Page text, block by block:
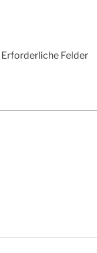
Erforderliche Felder